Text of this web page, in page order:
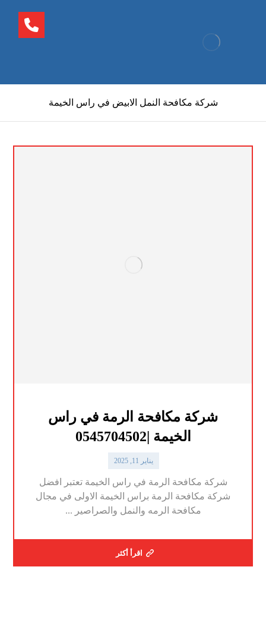
شركة مكافحة النمل الابيض في راس الخيمة
شركة مكافحة الرمة في راس
الخيمة |0545704502
يناير 11, 2025
شركة مكافحة الرمة في راس الخيمة تعتبر افضل
شركة مكافحة الرمة براس الخيمة الاولى في مجال
مكافحة الرمه والنمل والصراصير ...
اقرأ أكثر